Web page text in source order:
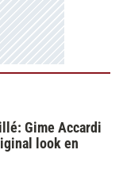
Gime Accardi
look en